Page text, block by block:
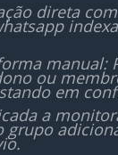
direta
manual:
ou
em
a
grupo